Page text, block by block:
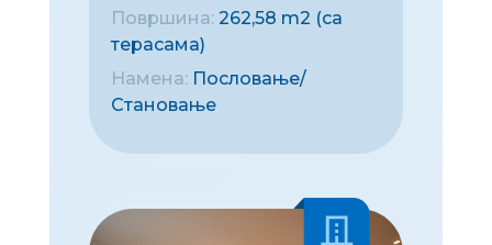
Површина: 262,58 m2 (са
терасама)
Намена: Пословање/
Становање